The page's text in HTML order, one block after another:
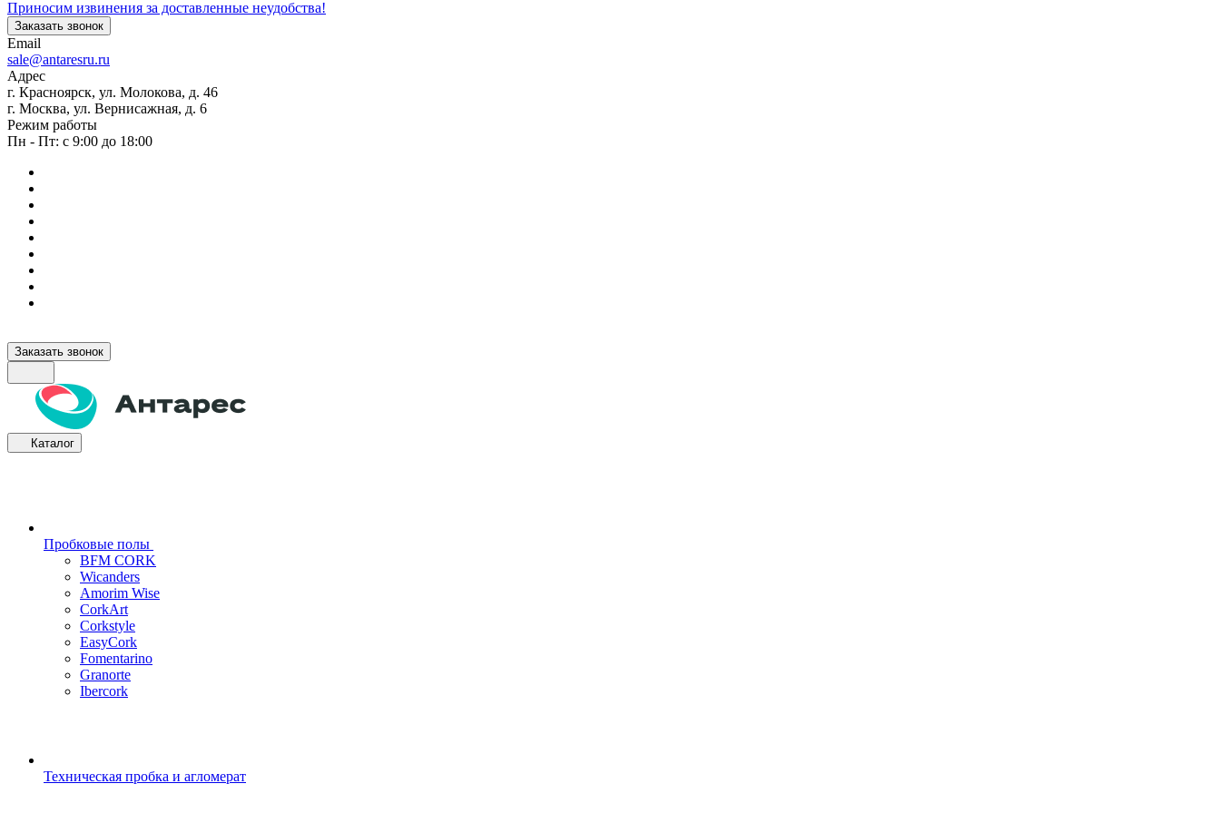
Приносим извинения за доставленные неудобства!
Заказать звонок
Email
sale@antaresru.ru
Адрес
г. Красноярск, ул. Молокова, д. 46
г. Москва, ул. Вернисажная, д. 6
Режим работы
Пн - Пт: с 9:00 до 18:00
Заказать звонок
Каталог
Пробковые полы
BFM CORK
Wicanders
Amorim Wise
CorkArt
Corkstyle
EasyCork
Fomentarino
Granorte
Ibercork
Техническая пробка и агломерат